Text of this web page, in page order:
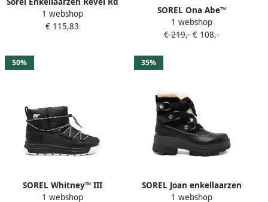
Boot Lace Wp
1 webshop
€ 115,83
SOREL Ona Abe™
enkellaarzen met veters
Zwart
1 webshop
€ 219,- € 108,-
50%
SOREL Whitney™ III
gewatteerde enkellaarzen
1 webshop
35%
SOREL Joan enkellaarzen
Zwart
1 webshop